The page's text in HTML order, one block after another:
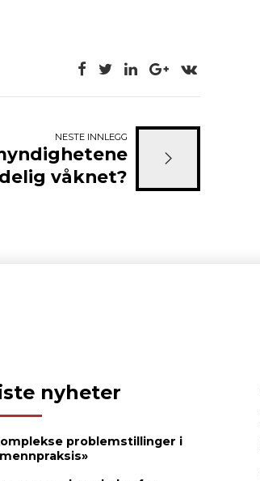
NESTE INNLEGG
våknet?
nyheter
problemstillinger i